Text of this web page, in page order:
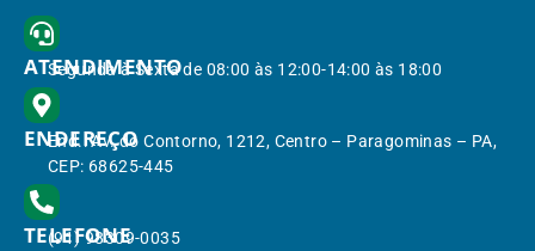
ATENDIMENTO
Segunda à Sexta de 08:00 às 12:00-14:00 às 18:00
ENDEREÇO
End.: Av. do Contorno, 1212, Centro – Paragominas – PA,
CEP: 68625-445
TELEFONE
(91) 98309-0035